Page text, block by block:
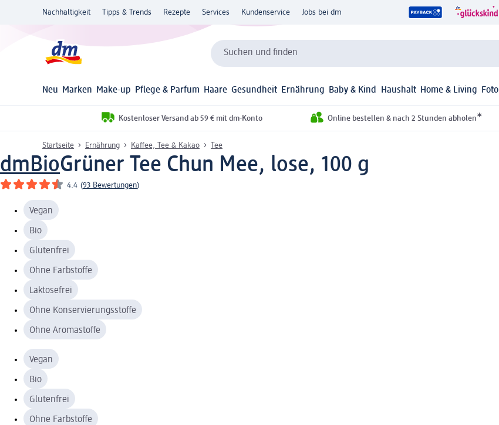
Nachhaltigkeit Tipps & Trends Rezepte Services Kundenservice Jobs bei dm
Suchen und finden
Neu Marken Make-up Pflege & Parfum Haare Gesundheit Ernährung Baby & Kind Haushalt Home & Living Foto
Kostenloser Versand ab 59 € mit dm-Konto Online bestellen & nach 2 Stunden abholen*
Startseite Ernährung Kaffee, Tee & Kakao Tee
dmBioGrüner Tee Chun Mee, lose, 100 g
4.4 (93 Bewertungen)
Vegan
Bio
Glutenfrei
Ohne Farbstoffe
Laktosefrei
Ohne Konservierungsstoffe
Ohne Aromastoffe
Vegan
Bio
Glutenfrei
Ohne Farbstoffe